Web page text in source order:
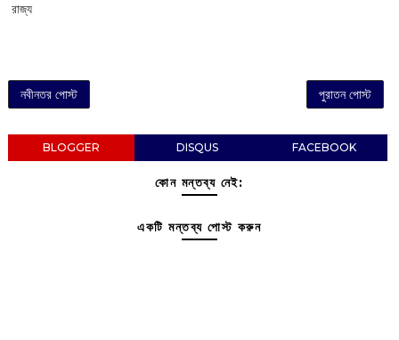
‌ রাজ্য
নবীনতর পোস্ট পুরাতন পোস্ট
BLOGGER DISQUS FACEBOOK
কোন মন্তব্য নেই:
একটি মন্তব্য পোস্ট করুন